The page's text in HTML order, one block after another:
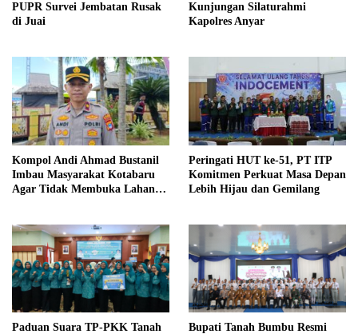
PUPR Survei Jembatan Rusak
di Juai
Kunjungan Silaturahmi
Kapolres Anyar
Kompol Andi Ahmad Bustanil
Imbau Masyarakat Kotabaru
Agar Tidak Membuka Lahan
Peringati HUT ke-51, PT ITP
Komitmen Perkuat Masa Depan
Lebih Hijau dan Gemilang
Paduan Suara TP-PKK Tanah
Bupati Tanah Bumbu Resmi